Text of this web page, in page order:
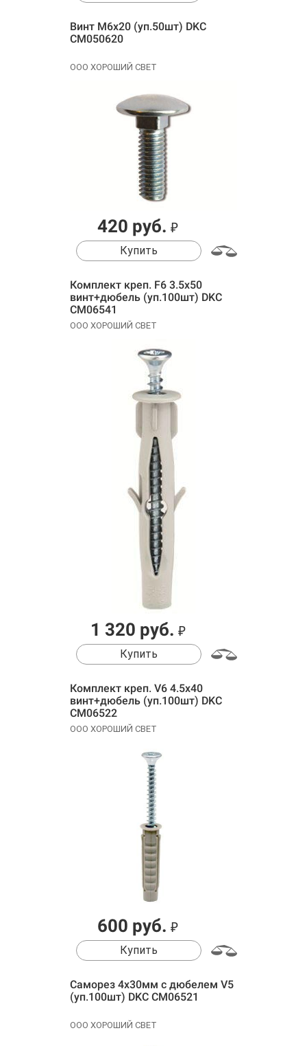
Винт М6х20 (уп.50шт) DKC
CM050620
ООО ХОРОШИЙ СВЕТ
420 руб. ₽
Купить
Комплект креп. F6 3.5х50
винт+дюбель (уп.100шт) DKC
CM06541
ООО ХОРОШИЙ СВЕТ
1 320 руб. ₽
Купить
Комплект креп. V6 4.5х40
винт+дюбель (уп.100шт) DKC
CM06522
ООО ХОРОШИЙ СВЕТ
600 руб. ₽
Купить
Саморез 4х30мм с дюбелем V5
(уп.100шт) DKC CM06521
ООО ХОРОШИЙ СВЕТ